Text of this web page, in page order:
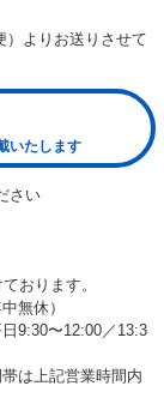
）よりお送りさせて
いたします
さい
おります。
無休）
9:30〜12:00／13:3
は上記営業時間内